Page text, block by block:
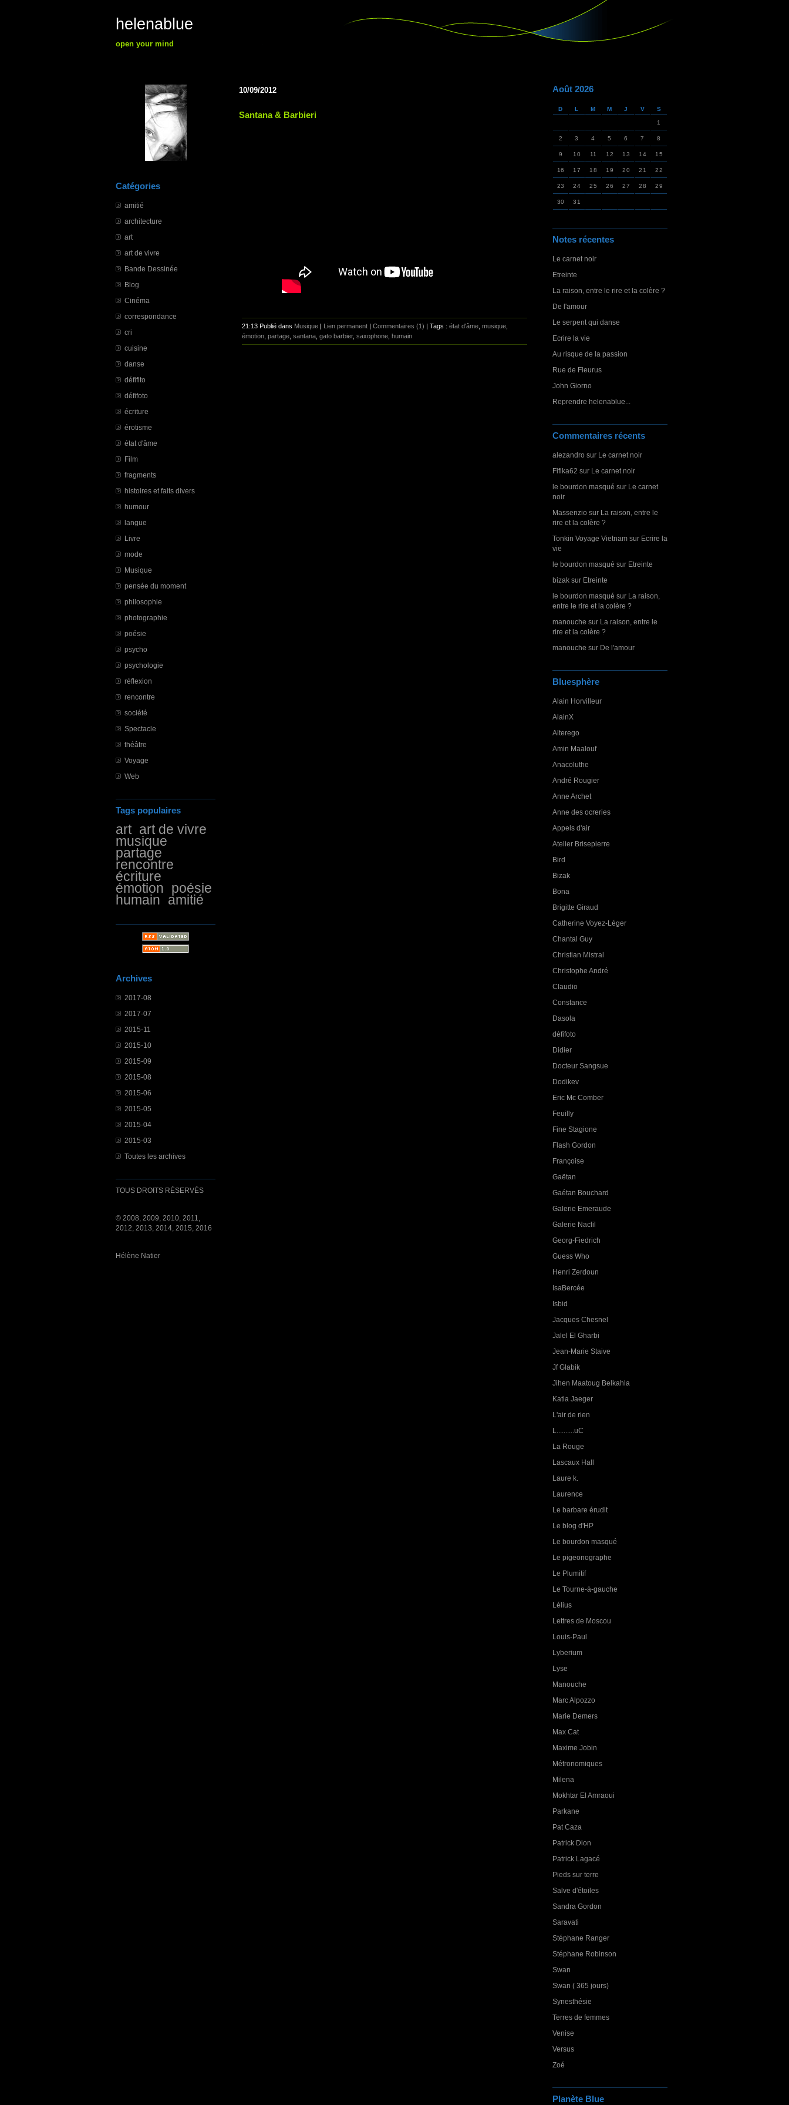
helenablue
open your mind
Catégories
amitié
architecture
art
art de vivre
Bande Dessinée
Blog
Cinéma
correspondance
cri
cuisine
danse
défifito
défifoto
écriture
érotisme
état d'âme
Film
fragments
histoires et faits divers
humour
langue
Livre
mode
Musique
pensée du moment
philosophie
photographie
poésie
psycho
psychologie
réflexion
rencontre
société
Spectacle
théâtre
Voyage
Web
Tags populaires
art art de vivre
musique
partage
rencontre
écriture
émotion poésie
humain amitié
Archives
2017-08
2017-07
2015-11
2015-10
2015-09
2015-08
2015-06
2015-05
2015-04
2015-03
Toutes les archives
TOUS DROITS RÉSERVÉS
© 2008, 2009, 2010, 2011,
2012, 2013, 2014, 2015, 2016
Hélène Natier
Août 2026
D L M M J V S
1
2 3 4 5 6 7 8
9 10 11 12 13 14 15
16 17 18 19 20 21 22
23 24 25 26 27 28 29
30 31
Notes récentes
Le carnet noir
Etreinte
La raison, entre le rire et la colère ?
De l'amour
Le serpent qui danse
Ecrire la vie
Au risque de la passion
Rue de Fleurus
John Giorno
Reprendre helenablue...
Commentaires récents
alezandro sur Le carnet noir
Fifika62 sur Le carnet noir
le bourdon masqué sur Le carnet
noir
Massenzio sur La raison, entre le
rire et la colère ?
Tonkin Voyage Vietnam sur Ecrire la
vie
le bourdon masqué sur Etreinte
bizak sur Etreinte
le bourdon masqué sur La raison,
entre le rire et la colère ?
manouche sur La raison, entre le
rire et la colère ?
manouche sur De l'amour
Bluesphère
Alain Horvilleur
AlainX
Alterego
Amin Maalouf
Anacoluthe
André Rougier
Anne Archet
Anne des ocreries
Appels d'air
Atelier Brisepierre
Bird
Bizak
Bona
Brigitte Giraud
Catherine Voyez-Léger
Chantal Guy
Christian Mistral
Christophe André
Claudio
Constance
Dasola
défifoto
Didier
Docteur Sangsue
Dodikev
Eric Mc Comber
Feuilly
Fine Stagione
Flash Gordon
Françoise
Gaëtan
Gaétan Bouchard
Galerie Emeraude
Galerie Naclil
Georg-Fiedrich
Guess Who
Henri Zerdoun
IsaBercée
Isbid
Jacques Chesnel
Jalel El Gharbi
Jean-Marie Staive
Jf Glabik
Jihen Maatoug Belkahla
Katia Jaeger
L'air de rien
L..........uC
La Rouge
Lascaux Hall
Laure k.
Laurence
Le barbare érudit
Le blog d'HP
Le bourdon masqué
Le pigeonographe
Le Plumitif
Le Tourne-à-gauche
Lélius
Lettres de Moscou
Louis-Paul
Lyberium
Lyse
Manouche
Marc Alpozzo
Marie Demers
Max Cat
Maxime Jobin
Métronomiques
Milena
Mokhtar El Amraoui
Parkane
Pat Caza
Patrick Dion
Patrick Lagacé
Pieds sur terre
Salve d'étoiles
Sandra Gordon
Saravati
Stéphane Ranger
Stéphane Robinson
Swan
Swan ( 365 jours)
Synesthésie
Terres de femmes
Venise
Versus
Zoé
Planète Blue
10/09/2012
Santana & Barbieri
21:13 Publié dans Musique | Lien permanent | Commentaires (1) | Tags : état d'âme musique
émotion partage santana gato barbier, saxophone humain